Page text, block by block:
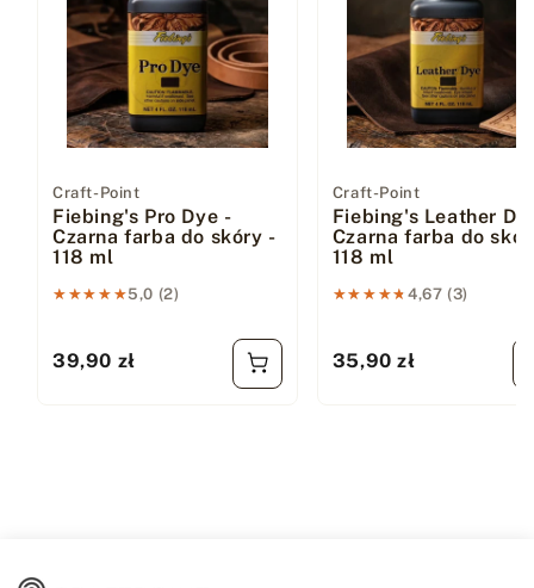
Dostawca:
Craft-Point
Fiebing's Pro Dye -
Czarna farba do skóry -
118 ml
★★★★★
★★★★★5,0 (2)
Cena regularna
39,90 zł
Dostawca:
Craft-Point
Fiebing's Leather
Czarna farba do
118 ml
★★★★★
★★★★★4,67 (3)
Cena regularna
35,90 zł